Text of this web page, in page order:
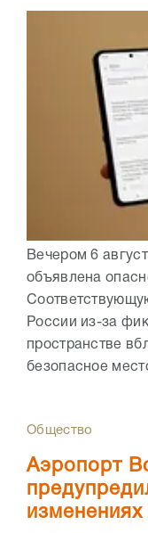
Вечером 6
объявлена
России из-за
пространстве
безопасное
Общество
Аэропорт